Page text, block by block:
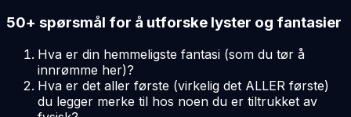
50+ spørsmål for å utforske lyster og fantasier
Hva er din hemmeligste fantasi (som du tør å
innrømme her)?
Hva er det aller første (virkelig det ALLER første)
du legger merke til hos noen du er tiltrukket av